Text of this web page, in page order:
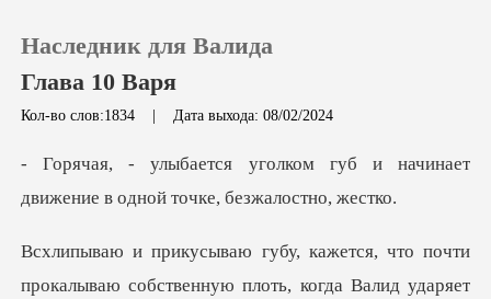
0
История чтения
Наследник для Валида
Глава 10 Варя
Кол-во слов:1834 | Дата выхода: 08/02/2024
губ и начинает
движение в одн
очти
прокалываю собственную плоть, когда Вал